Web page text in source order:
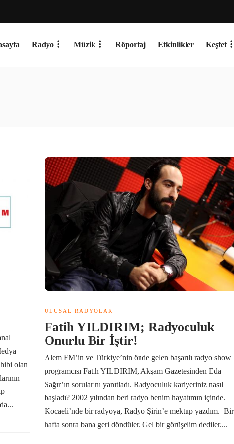
Radyo Müzik Röportaj Etkinlikler Keşfet
olan
ULUSAL RADYOLAR
Fatih YILDIRIM; Radyoculuk
Onurlu Bir İştir!
Alem FM’in ve Türkiye’nin önde gelen başarılı radyo show
programcısı Fatih YILDIRIM, Akşam Gazetesinden Eda
Sağır’ın sorularını yanıtladı. Radyoculuk kariyeriniz nasıl
başladı? 2002 yılından beri radyo benim hayatımın içinde.
Kocaeli’nde bir radyoya, Radyo Şirin’e mektup yazdım. Bir
hafta sonra bana geri döndüler. Gel bir görüşelim dediler....